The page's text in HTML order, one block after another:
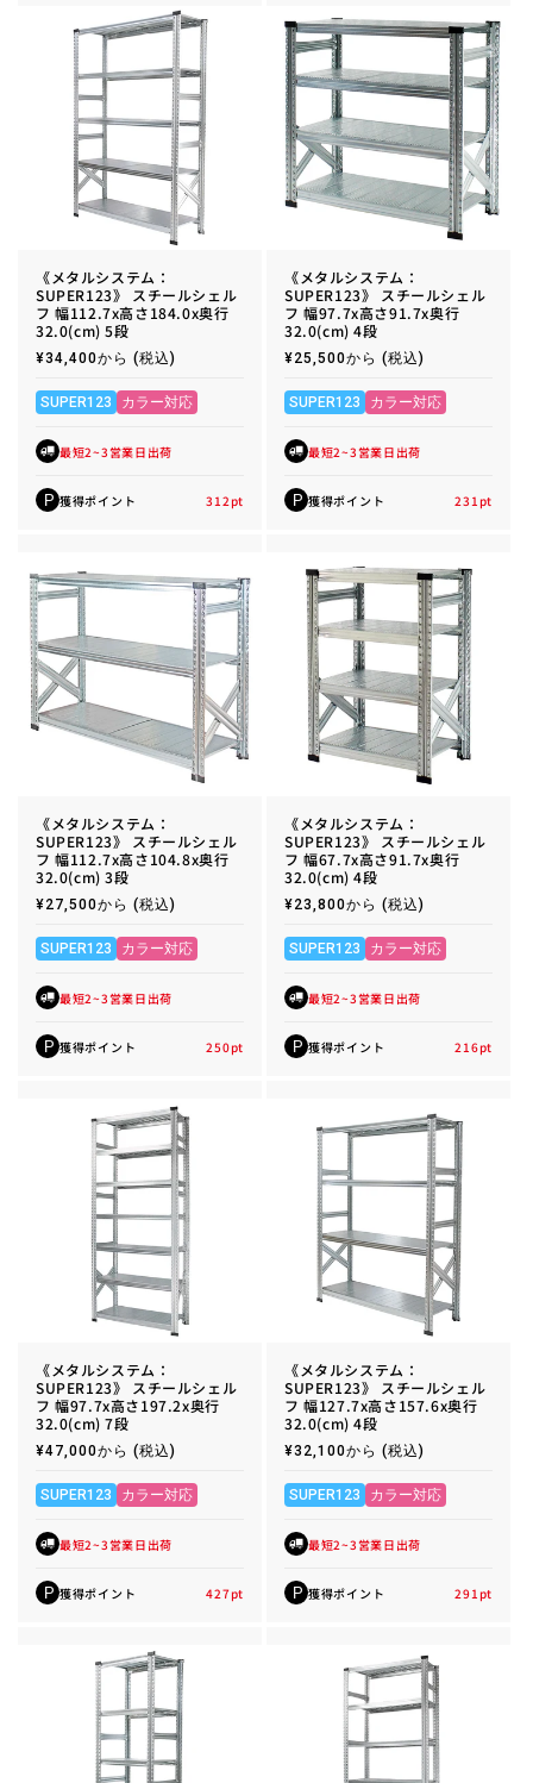
《メタルシステム：
SUPER123》 スチールシェル
フ 幅112.7x高さ184.0x奥行
32.0(cm) 5段
通
価
格
¥34,400から (税込)
SUPER123 カラー対応
最短2~3営業日出荷
P 獲得ポイント 312pt
《メタルシステム：
SUPER123》 スチールシェル
フ 幅97.7x高さ91.7x奥行
32.0(cm) 4段
通
価
格
¥25,500から (税込)
SUPER123 カラー対応
最短2~3営業日出荷
P 獲得ポイント 231 pt
《メタルシステム：
SUPER123》 スチールシェル
フ 幅112.7x高さ104.8x奥行
32.0(cm) 3段
通
価
格
¥27,500から (税込)
SUPER123 カラー対応
最短2~3営業日出荷
P 獲得ポイント 250pt
《メタルシステム：
SUPER123》 スチールシェル
フ 幅67.7x高さ91.7x奥行
32.0(cm) 4段
通
価
格
¥23,800から (税込)
SUPER123 カラー対応
最短2~3営業日出荷
P 獲得ポイント 216pt
《メタルシステム：
SUPER123》 スチールシェル
フ 幅97.7x高さ197.2x奥行
32.0(cm) 7段
通
価
格
¥47,000から (税込)
SUPER123 カラー対応
最短2~3営業日出荷
P 獲得ポイント 427pt
《メタルシステム：
SUPER123》 スチールシェル
フ 幅127.7x高さ157.6x奥行
32.0(cm) 4段
通
価
格
¥32,100から (税込)
SUPER123 カラー対応
最短2~3営業日出荷
P 獲得ポイント 291 pt